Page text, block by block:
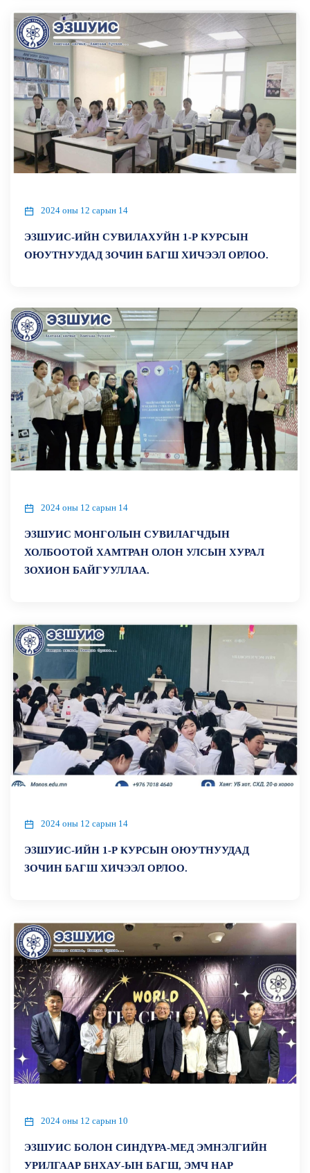
2024 оны 12 сарын 14
ЭЗШУИС-ИЙН СУВИЛАХУЙН 1-Р КУРСЫН
ОЮУТНУУДАД ЗОЧИН БАГШ ХИЧЭЭЛ ОРЛОО.
2024 оны 12 сарын 14
ЭЗШУИС МОНГОЛЫН СУВИЛАГЧДЫН
ХОЛБООТОЙ ХАМТРАН ОЛОН УЛСЫН ХУРАЛ
ЗОХИОН БАЙГУУЛЛАА.
2024 оны 12 сарын 14
ЭЗШУИС-ИЙН 1-Р КУРСЫН ОЮУТНУУДАД
ЗОЧИН БАГШ ХИЧЭЭЛ ОРЛОО.
2024 оны 12 сарын 10
ЭЗШУИС БОЛОН СИНДҮРА-МЕД ЭМНЭЛГИЙН
УРИЛГААР БНХАУ-ЫН БАГШ, ЭМЧ НАР